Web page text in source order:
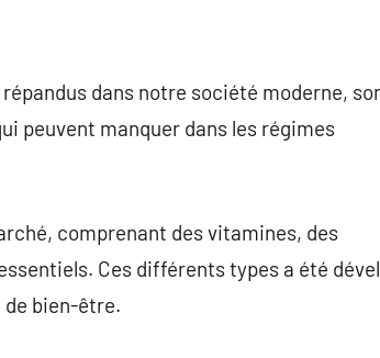
dans notre société moderne,
peuvent manquer dans les régimes
comprenant des vitamines, des
Ces différents types a été
bien-être.